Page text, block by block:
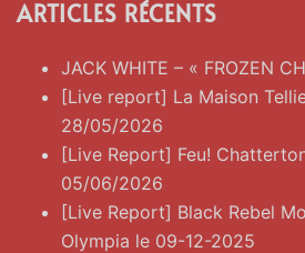
ARTICLES RÉCENTS
JACK WHITE – « FROZEN
[Live report] La Maison
28/05/2026
[Live Report] Feu!
05/06/2026
[Live Report] Black Rebel
Olympia le 09-12-2025